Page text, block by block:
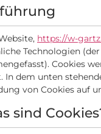
https://w-
Technologien
Cookies
In dem unten
von Cookies auf
sind